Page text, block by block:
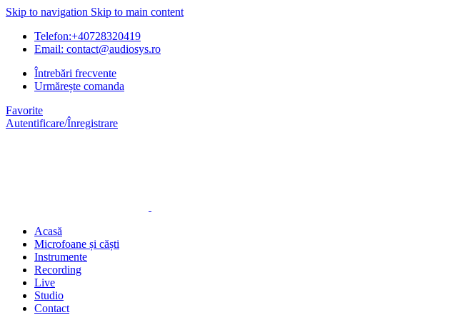
Skip to navigation Skip to main content
Telefon:+40728320419
Email: contact@audiosys.ro
Întrebări frecvente
Urmărește comanda
Favorite
Autentificare/Înregistrare
Acasă
Microfoane și căști
Instrumente
Recording
Live
Studio
Contact